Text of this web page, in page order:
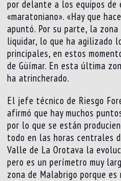
por delante a los equipos de
«maratoniano». «Hay que
apuntó. Por su parte, la
liquidar, lo que ha agilizado
principales, en estos
de Güímar. En esta última
ha atrincherado.
El jefe técnico de Riesgo
afirmó que hay muchos
por lo que se están
todo en las horas centrales
Valle de La Orotava la
pero es un perímetro muy
zona de Malabrigo porque es